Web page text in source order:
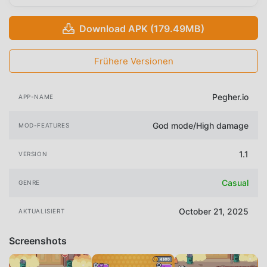
Download APK (179.49MB)
Frühere Versionen
APP-NAME Pegher.io
MOD-FEATURES God mode/High damage
VERSION 1.1
GENRE Casual
AKTUALISIERT October 21, 2025
Screenshots